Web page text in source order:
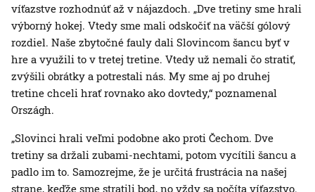
víťazstve rozhodnúť až v nájazdoch. „Dve tretiny sme hrali
výborný hokej. Vtedy sme mali odskočiť na väčší gólový
rozdiel. Naše zbytočné fauly dali Slovincom šancu byť v
hre a využili to v tretej tretine. Vtedy už nemali čo stratiť,
zvýšili obrátky a potrestali nás. My sme aj po druhej
tretine chceli hrať rovnako ako dovtedy,“ poznamenal
Országh.
„Slovinci hrali veľmi podobne ako proti Čechom. Dve
tretiny sa držali zubami-nechtami, potom vycítili šancu a
padlo im to. Samozrejme, že je určitá frustrácia na našej
strane, keďže sme stratili bod, no vždy sa počíta víťazstvo.